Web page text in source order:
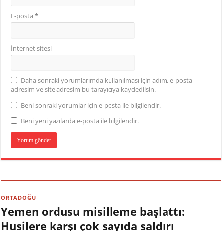
E-posta*
İnternet sitesi
Daha sonraki yorumlarımda kullanılması için adım, e-posta
adresim ve site adresim bu tarayıcıya kaydedilsin.
Beni sonraki yorumlar için e-posta ile bilgilendir.
Beni yeni yazılarda e-posta ile bilgilendir.
ORTADOĞU
Yemen ordusu misilleme başlattı:
Husilere karşı çok sayıda saldırı